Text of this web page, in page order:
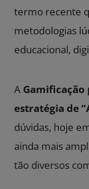
termo recente
metodologias
educacional,
A
estratégia de
dúvidas, hoje
ainda mais
tão diversos